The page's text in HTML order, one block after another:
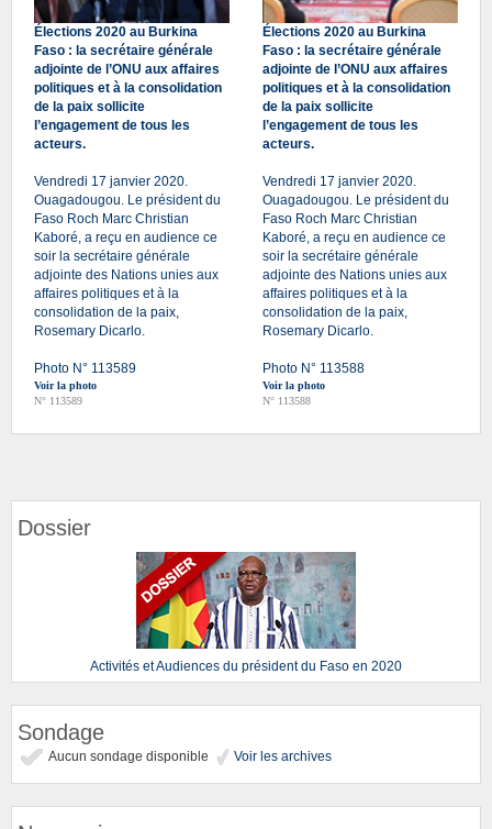
Élections 2020 au Burkina
Faso : la secrétaire générale
adjointe de l’ONU aux affaires
politiques et à la consolidation
de la paix sollicite
l’engagement de tous les
acteurs.
Vendredi 17 janvier 2020.
Ouagadougou. Le président du
Faso Roch Marc Christian
Kaboré, a reçu en audience ce
soir la secrétaire générale
adjointe des Nations unies aux
affaires politiques et à la
consolidation de la paix,
Rosemary Dicarlo.
Photo N° 113589
Voir la photo
N° 113589
Élections 2020 au Burkina
Faso : la secrétaire générale
adjointe de l’ONU aux affaires
politiques et à la consolidation
de la paix sollicite
l’engagement de tous les
acteurs.
Vendredi 17 janvier 2020.
Ouagadougou. Le président du
Faso Roch Marc Christian
Kaboré, a reçu en audience ce
soir la secrétaire générale
adjointe des Nations unies aux
affaires politiques et à la
consolidation de la paix,
Rosemary Dicarlo.
Photo N° 113588
Voir la photo
N° 113588
Dossier
Activités et Audiences du président du Faso en 2020
Sondage
Aucun sondage disponible Voir les archives